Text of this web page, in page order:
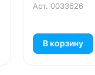
Арт. 0033626
В корзину